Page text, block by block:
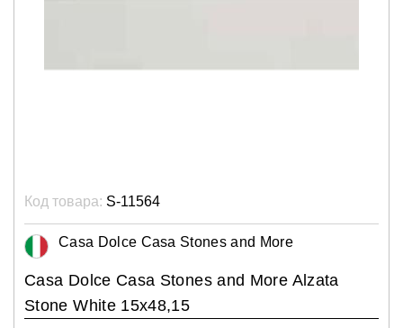
Код товара: S-11564
Casa Dolce Casa Stones and More
Casa Dolce Casa Stones and More Alzata
Stone White 15x48,15